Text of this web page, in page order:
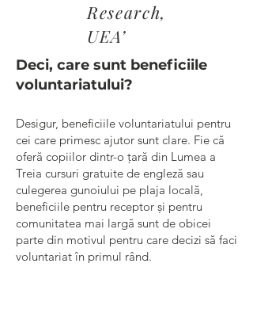
Research,
UEA’
Deci, care sunt beneficiile
voluntariatului?
Desigur, beneficiile voluntariatului pentru
cei care primesc ajutor sunt clare. Fie că
oferă copiilor dintr-o țară din Lumea a
Treia cursuri gratuite de engleză sau
culegerea gunoiului pe plaja locală,
beneficiile pentru receptor și pentru
comunitatea mai largă sunt de obicei
parte din motivul pentru care decizi să faci
voluntariat în primul rând.